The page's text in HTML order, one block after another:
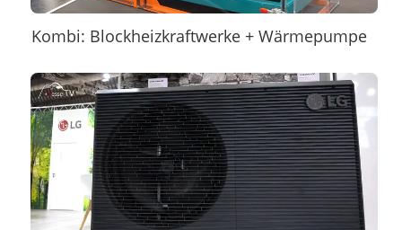
Kombi: Blockheizkraftwerke + Wärmepumpe